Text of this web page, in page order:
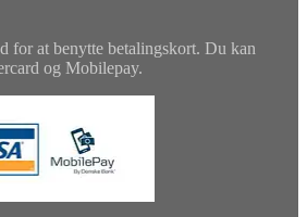
for at benytte betalingskort. Du kan
og Mobilepay.